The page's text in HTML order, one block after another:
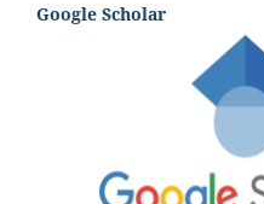
Google Scholar